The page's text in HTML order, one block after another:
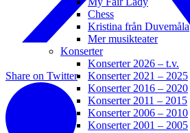
Share on Twitter
Chess
Kristina från Duvemåla
Mer musikteater
Konserter
Konserter 2026 – t.v.
Konserter 2021 – 2025
Konserter 2016 – 2020
Konserter 2011 – 2015
Konserter 2006 – 2010
Konserter 2001 – 2005